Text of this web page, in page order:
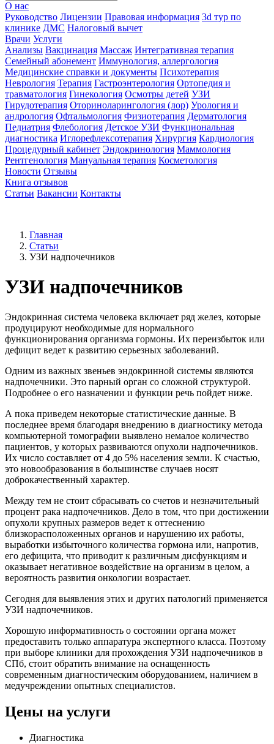
О нас
Руководство Лицензии Правовая информация 3d тур по
клинике ДМС Налоговый вычет
Врачи Услуги
Анализы Вакцинация Массаж Интегративная терапия
Семейный абонемент Иммунология, аллергология
Медицинские справки и документы Психотерапия
Неврология Терапия Гастроэнтерология Ортопедия и
травматология Гинекология Осмотры детей УЗИ
Гирудотерапия Оториноларингология (лор) Урология и
андрология Офтальмология Физиотерапия Дерматология
Педиатрия Флебология Детское УЗИ Функциональная
диагностика Иглорефлексотерапия Хирургия Кардиология
Процедурный кабинет Эндокринология Маммология
Рентгенология Мануальная терапия Косметология
Новости Отзывы
Книга отзывов
Статьи Вакансии Контакты
Главная
Статьи
УЗИ надпочечников
УЗИ надпочечников
Эндокринная система человека включает ряд желез, которые
продуцируют необходимые для нормального
функционирования организма гормоны. Их переизбыток или
дефицит ведет к развитию серьезных заболеваний.
Одним из важных звеньев эндокринной системы являются
надпочечники. Это парный орган со сложной структурой.
Подробнее о его назначении и функции речь пойдет ниже.
А пока приведем некоторые статистические данные. В
последнее время благодаря внедрению в диагностику метода
компьютерной томографии выявлено немалое количество
пациентов, у которых развиваются опухоли надпочечников.
Их число составляет от 4 до 5% населения земли. К счастью,
это новообразования в большинстве случаев носят
доброкачественный характер.
Между тем не стоит сбрасывать со счетов и незначительный
процент рака надпочечников. Дело в том, что при достижении
опухоли крупных размеров ведет к оттеснению
близкорасположенных органов и нарушению их работы,
выработки избыточного количества гормона или, напротив,
его дефицита, что приводит к различным дисфункциям и
оказывает негативное воздействие на организм в целом, а
вероятность развития онкологии возрастает.
Сегодня для выявления этих и других патологий применяется
УЗИ надпочечников.
Хорошую информативность о состоянии органа может
предоставить только аппаратура экспертного класса. Поэтому
при выборе клиники для прохождения УЗИ надпочечников в
СПб, стоит обратить внимание на оснащенность
современным диагностическим оборудованием, наличием в
медучреждении опытных специалистов.
Цены на услуги
Диагностика